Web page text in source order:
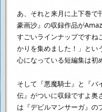
あ、それと来月に上下巻で
豪画沙』の収録作品が
すごいラインナップですね
かりを集めました！」とい
心になっている短編集は初
そして『悪魔騎士』と『バ
伝』がついに収録ですよ奥
は『デビルマンサーガ』の